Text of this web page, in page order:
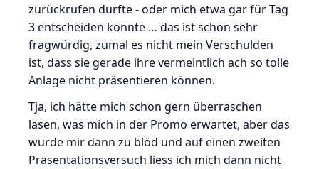
zurückrufen durfte - oder mich etwa gar für Tag
3 entscheiden konnte … das ist schon sehr
fragwürdig, zumal es nicht mein Verschulden
ist, dass sie gerade ihre vermeintlich ach so tolle
Anlage nicht präsentieren können.
Tja, ich hätte mich schon gern überraschen
lasen, was mich in der Promo erwartet, aber das
wurde mir dann zu blöd und auf einen zweiten
Präsentationsversuch liess ich mich dann nicht